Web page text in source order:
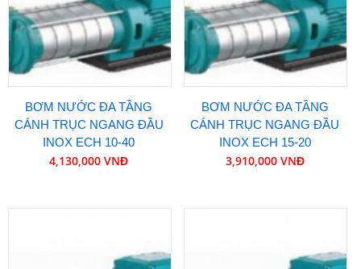
BƠM NƯỚC ĐA TẦNG
CÁNH TRỤC NGANG ĐẦU
INOX ECH 10-40
4,130,000 VNĐ
BƠM NƯỚC ĐA TẦNG
CÁNH TRỤC NGANG ĐẦU
INOX ECH 15-20
3,910,000 VNĐ